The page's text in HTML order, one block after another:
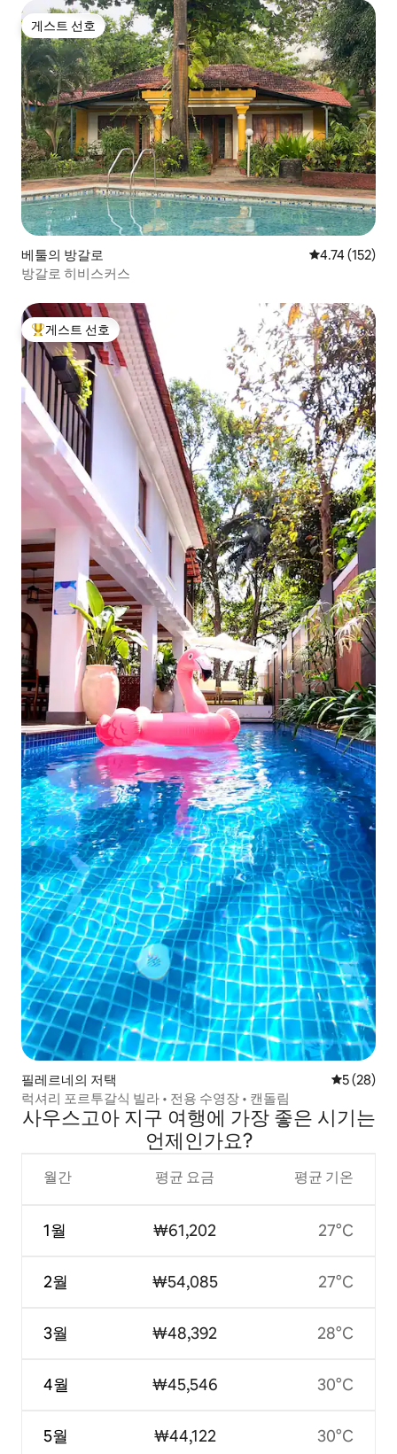
게스트 선호
게스트 선호
베툴의 방갈로 평점 4.74점(5
4.74 (152)
방갈로 히비스커스
상위 게스트 선호
게스트 선호
필레르네의 저택 평점 5점(5
5 (28)
럭셔리 포르투갈식 빌라 • 전용 수영장 • 캔돌림
사우스고아 지구 여행에 가장 좋은 시기는
언제인가요?
월간
1월
2월
3월
4월
5월
평균 요금
₩61,202
₩54,085
₩48,392
₩45,546
₩44,122
평균 기온
27°C
27°C
28°C
30°C
30°C